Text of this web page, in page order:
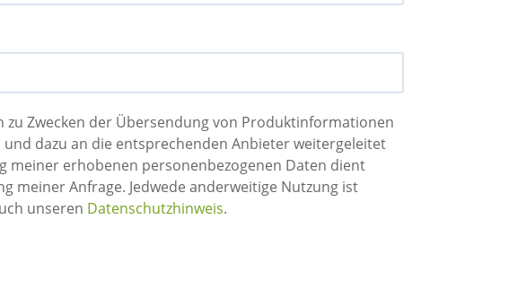
Zwecken der Übersendung von Produktinformationen
auch unseren Datenschutzhinweis.